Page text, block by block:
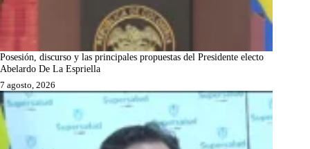
Posesión, discurso y las principales propuestas del Presidente electo
Abelardo De La Espriella
7 agosto, 2026